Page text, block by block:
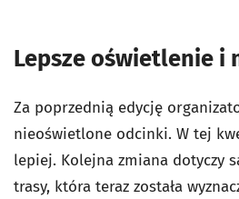
Lepsze oświetlenie i
Za poprzednią edycję
nieoświetlone odcinki. W tej
lepiej. Kolejna zmiana dotyczy
trasy, która teraz została